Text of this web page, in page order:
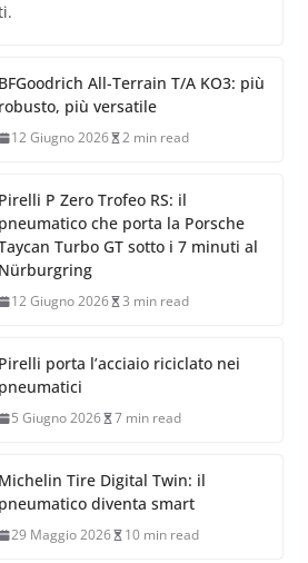
BFGoodrich All-Terrain T/A KO3: più
robusto, più versatile
12 Giugno 2026 2 min read
Pirelli P Zero Trofeo RS: il
pneumatico che porta la Porsche
Turbo GT sotto i 7 minuti al
Nürburgring
12 Giugno 2026 3 min read
Pirelli porta l’acciaio riciclato nei
pneumatici
5 Giugno 2026 7 min read
Michelin Tire Digital Twin: il
pneumatico diventa smart
29 Maggio 2026 10 min read